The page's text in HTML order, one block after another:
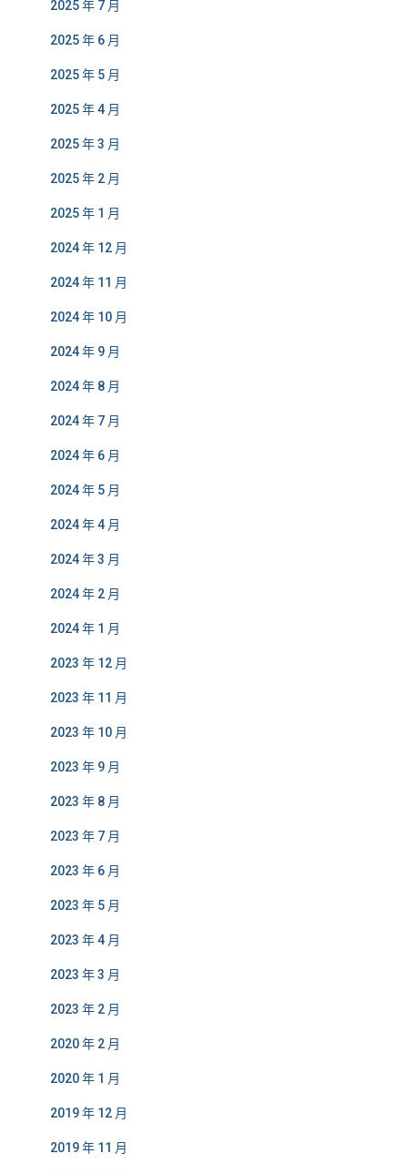
2025 年 7 月
2025 年 6 月
2025 年 5 月
2025 年 4 月
2025 年 3 月
2025 年 2 月
2025 年 1 月
2024 年 12 月
2024 年 11 月
2024 年 10 月
2024 年 9 月
2024 年 8 月
2024 年 7 月
2024 年 6 月
2024 年 5 月
2024 年 4 月
2024 年 3 月
2024 年 2 月
2024 年 1 月
2023 年 12 月
2023 年 11 月
2023 年 10 月
2023 年 9 月
2023 年 8 月
2023 年 7 月
2023 年 6 月
2023 年 5 月
2023 年 4 月
2023 年 3 月
2023 年 2 月
2020 年 2 月
2020 年 1 月
2019 年 12 月
2019 年 11 月